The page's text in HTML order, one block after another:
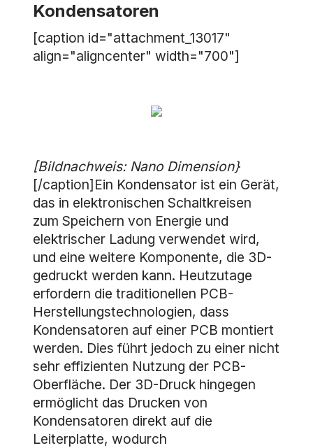
Kondensatoren
[caption id="attachment_13017"
align="aligncenter" width="700"]
[Bildnachweis: Nano Dimension}
[/caption]Ein Kondensator ist ein Gerät,
das in elektronischen Schaltkreisen
zum Speichern von Energie und
elektrischer Ladung verwendet wird,
und eine weitere Komponente, die 3D-
gedruckt werden kann. Heutzutage
erfordern die traditionellen PCB-
Herstellungstechnologien, dass
Kondensatoren auf einer PCB montiert
werden. Dies führt jedoch zu einer nicht
sehr effizienten Nutzung der PCB-
Oberfläche. Der 3D-Druck hingegen
ermöglicht das Drucken von
Kondensatoren direkt auf die
Leiterplatte, wodurch